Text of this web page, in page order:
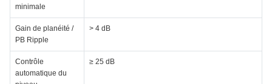
minimale
Gain de planéité /
PB Ripple
> 4 dB
Contrôle
automatique du
≥ 25 dB